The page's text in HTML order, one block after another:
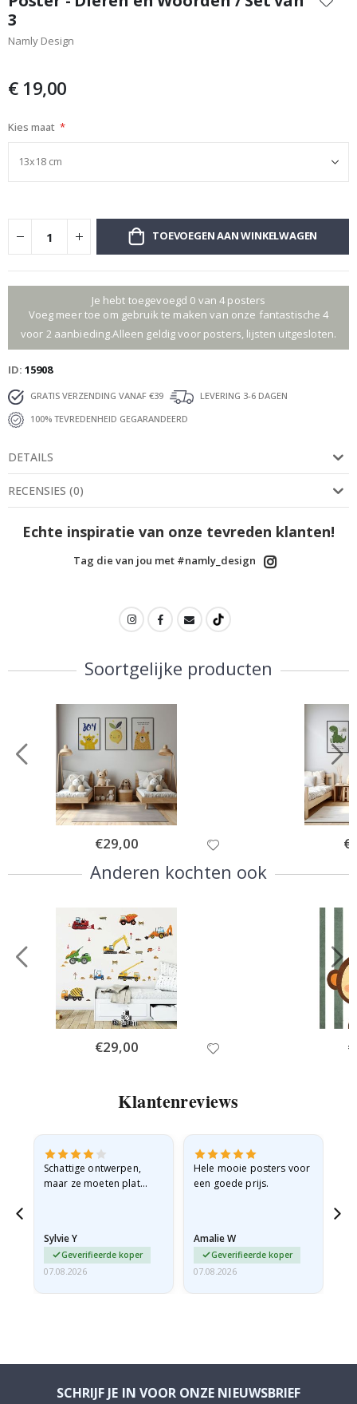
het
begin
van
gallerij
3
Namly Design
€ 19,00
Kies maat
TOEVOEGEN AAN WINKELWAGEN
Je hebt toegevoegd 0 van 4 posters
Voeg meer toe om gebruik te maken van onze fantastische 4
voor 2 aanbieding.Alleen geldig voor posters, lijsten uitgesloten.
ID 15908
GRATIS VERZENDING VANAF €39
LEVERING 3-6 DAGEN
100% TEVREDENHEID GEGARANDEERD
DETAILS
RECENSIES (0)
Echte inspiratie van onze tevreden klanten!
Tag die van jou met #namly_design
Soortgelijke producten
Special
Price
€29,00
Anderen kochten ook
Special
Price
€29,00
Klantenreviews
Schattige ontwerpen,
maar ze moeten plat
beetje…
Sylvie Y
Geverifieerde koper
07.08.2026
Hele mooie posters voor
een goede prijs.
Amalie W
Geverifieerde koper
07.08.2026
SCHRIJF JE IN VOOR ONZE NIEUWSBRIEF